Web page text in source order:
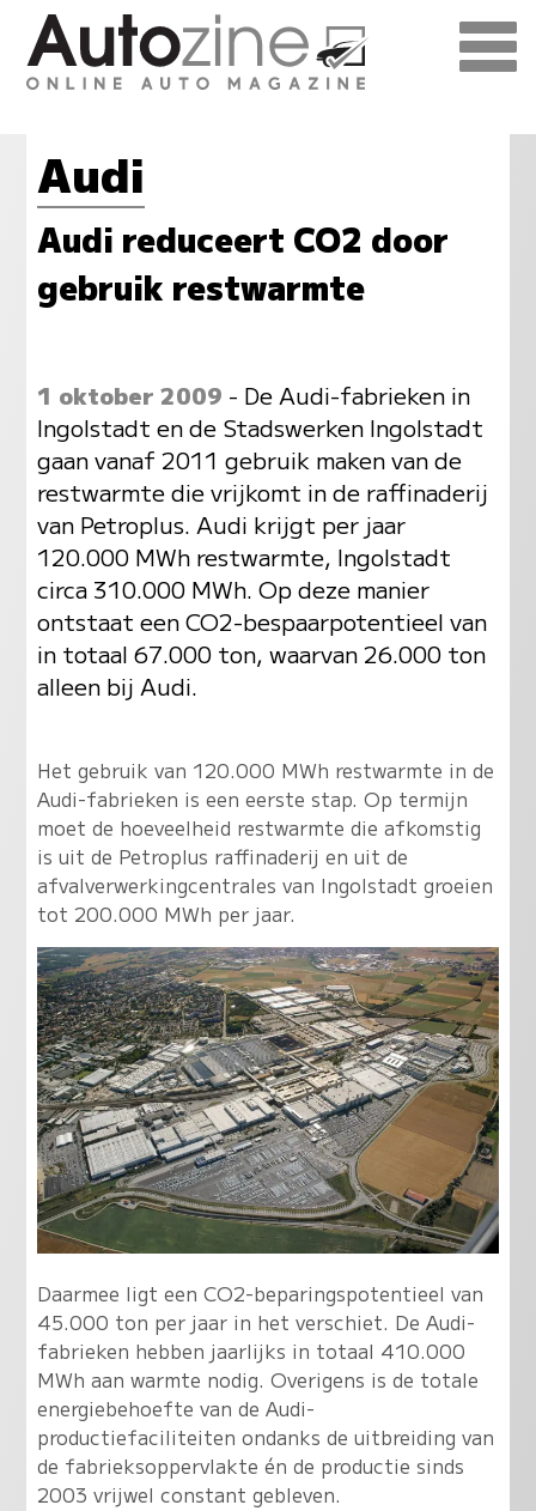
Audi
Audi reduceert CO2 door
gebruik restwarmte
1 oktober 2009 - De Audi-fabrieken in
Ingolstadt en de Stadswerken Ingolstadt
gaan vanaf 2011 gebruik maken van de
restwarmte die vrijkomt in de raffinaderij
van Petroplus. Audi krijgt per jaar
120.000 MWh restwarmte, Ingolstadt
circa 310.000 MWh. Op deze manier
ontstaat een CO2-bespaarpotentieel van
in totaal 67.000 ton, waarvan 26.000 ton
alleen bij Audi.
Het gebruik van 120.000 MWh restwarmte in de
Audi-fabrieken is een eerste stap. Op termijn
moet de hoeveelheid restwarmte die afkomstig
is uit de Petroplus raffinaderij en uit de
afvalverwerkingcentrales van Ingolstadt groeien
tot 200.000 MWh per jaar.
Daarmee ligt een CO2-beparingspotentieel van
45.000 ton per jaar in het verschiet. De Audi-
fabrieken hebben jaarlijks in totaal 410.000
MWh aan warmte nodig. Overigens is de totale
energiebehoefte van de Audi-
productiefaciliteiten ondanks de uitbreiding van
de fabrieksoppervlakte én de productie sinds
2003 vrijwel constant gebleven.